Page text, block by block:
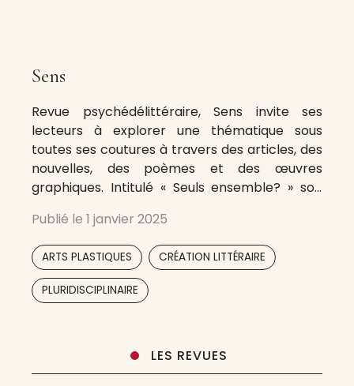
Sens
Revue psychédélittéraire, Sens invite ses
lecteurs à explorer une thématique sous
toutes ses coutures à travers des articles, des
nouvelles, des poèmes et des œuvres
graphiques. Intitulé « Seuls ensemble? » son
solitude, avec notamment un dossier
consacré aux ermites.
Publié le 1 janvier 2025
ARTS PLASTIQUES CRÉATION LITTÉRAIRE
PLURIDISCIPLINAIRE
LES REVUES